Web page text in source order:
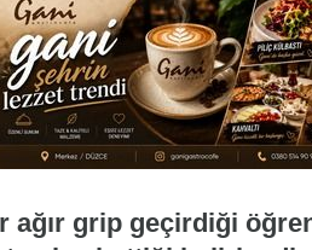
ağır grip geçirdiği